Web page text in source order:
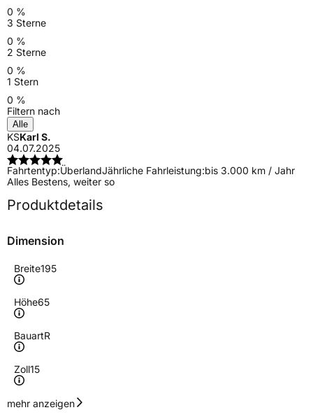
0 %
3 Sterne
0 %
2 Sterne
0 %
1 Stern
0 %
Filtern nach
Alle
KSKarl S.
04.07.2025
Fahrtentyp:ÜberlandJährliche Fahrleistung:bis 3.000 km / Jahr
Alles Bestens, weiter so
Produktdetails
Dimension
Breite195
Höhe65
BauartR
Zoll15
Geschwindigkeitsindex
mehr anzeigen